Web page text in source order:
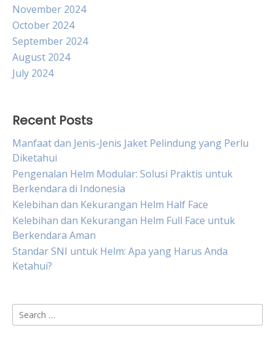
November 2024
October 2024
September 2024
August 2024
July 2024
Recent Posts
Manfaat dan Jenis-Jenis Jaket Pelindung yang Perlu
Diketahui
Pengenalan Helm Modular: Solusi Praktis untuk
Berkendara di Indonesia
Kelebihan dan Kekurangan Helm Half Face
Kelebihan dan Kekurangan Helm Full Face untuk
Berkendara Aman
Standar SNI untuk Helm: Apa yang Harus Anda
Ketahui?
Search
for: